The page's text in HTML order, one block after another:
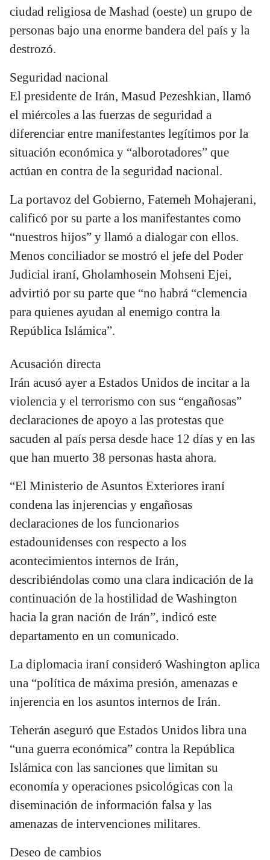
ciudad religiosa de Mashad (oeste) un grupo de
personas bajo una enorme bandera del país y la
destrozó.
Seguridad nacional
El presidente de Irán, Masud Pezeshkian, llamó
el miércoles a las fuerzas de seguridad a
diferenciar entre manifestantes legítimos por la
situación económica y “alborotadores” que
actúan en contra de la seguridad nacional.
La portavoz del Gobierno, Fatemeh Mohajerani,
calificó por su parte a los manifestantes como
“nuestros hijos” y llamó a dialogar con ellos.
Menos conciliador se mostró el jefe del Poder
Judicial iraní, Gholamhosein Mohseni Ejei,
advirtió por su parte que “no habrá “clemencia
para quienes ayudan al enemigo contra la
República Islámica”.
Acusación directa
Irán acusó ayer a Estados Unidos de incitar a la
violencia y el terrorismo con sus “engañosas”
declaraciones de apoyo a las protestas que
sacuden al país persa desde hace 12 días y en las
que han muerto 38 personas hasta ahora.
“El Ministerio de Asuntos Exteriores iraní
condena las injerencias y engañosas
declaraciones de los funcionarios
estadounidenses con respecto a los
acontecimientos internos de Irán,
describiéndolas como una clara indicación de la
continuación de la hostilidad de Washington
hacia la gran nación de Irán”, indicó este
departamento en un comunicado.
La diplomacia iraní consideró Washington aplica
una “política de máxima presión, amenazas e
injerencia en los asuntos internos de Irán.
Teherán aseguró que Estados Unidos libra una
“una guerra económica” contra la República
Islámica con las sanciones que limitan su
economía y operaciones psicológicas con la
diseminación de información falsa y las
amenazas de intervenciones militares.
Deseo de cambios